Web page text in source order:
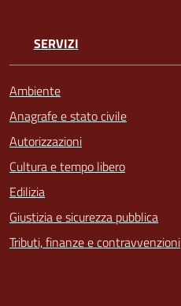
SERVIZI
Ambiente
Anagrafe e stato civile
Autorizzazioni
Cultura e tempo libero
Edilizia
Giustizia e sicurezza pubblica
Tributi, finanze e contravvenzioni